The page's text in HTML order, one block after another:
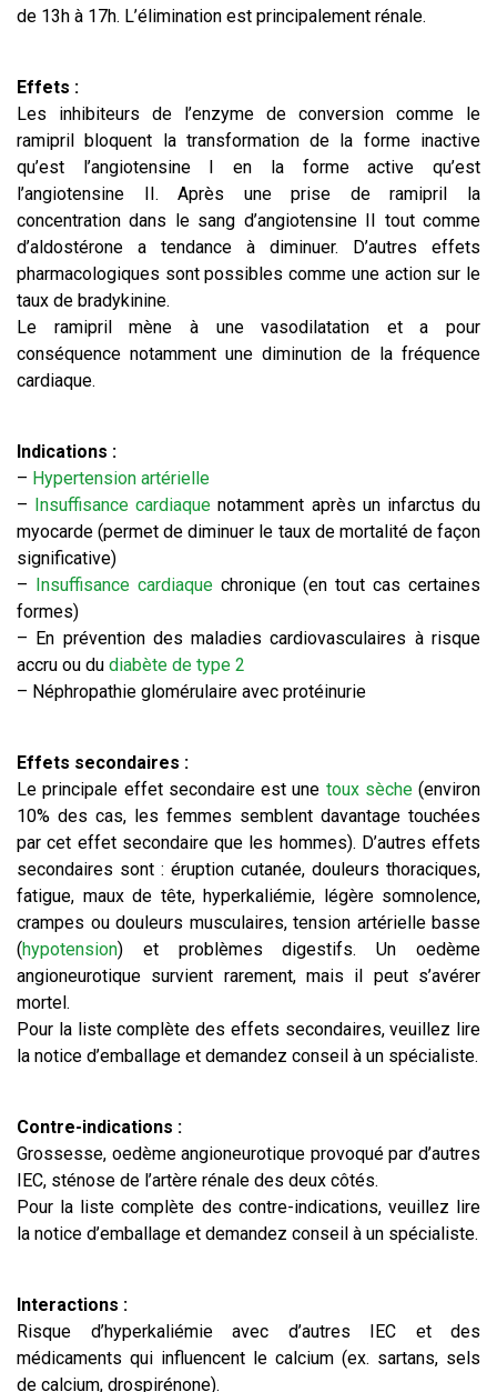
de 13h à 17h. L’élimination est principalement rénale.
Effets :
Les inhibiteurs de l’enzyme de conversion comme le
ramipril bloquent la transformation de la forme inactive
qu’est l’angiotensine I en la forme active qu’est
l’angiotensine II. Après une prise de ramipril la
concentration dans le sang d’angiotensine II tout comme
d’aldostérone a tendance à diminuer. D’autres effets
pharmacologiques sont possibles comme une action sur le
taux de bradykinine.
Le ramipril mène à une vasodilatation et a pour
conséquence notamment une diminution de la fréquence
cardiaque.
Indications :
– Hypertension artérielle
– Insuffisance cardiaque notamment après un infarctus du
myocarde (permet de diminuer le taux de mortalité de façon
significative)
– Insuffisance cardiaquechronique (en tout cas certaines
formes)
– En prévention des maladies cardiovasculaires à risque
accru ou du diabète de type 2
– Néphropathie glomérulaire avec protéinurie
Effets secondaires :
Le principale effet secondaire est une toux sèche(environ
10% des cas, les femmes semblent davantage touchées
par cet effet secondaire que les hommes). D’autres effets
secondaires sont : éruption cutanée, douleurs thoraciques,
fatigue, maux de tête, hyperkaliémie, légère somnolence,
crampes ou douleurs musculaires, tension artérielle basse
(hypotension) et problèmes digestifs. Un oedème
angioneurotique survient rarement, mais il peut s’avérer
mortel.
Pour la liste complète des effets secondaires, veuillez lire
la notice d’emballage et demandez conseil à un spécialiste.
Contre-indications :
Grossesse, oedème angioneurotique provoqué par d’autres
IEC, sténose de l’artère rénale des deux côtés.
Pour la liste complète des contre-indications, veuillez lire
la notice d’emballage et demandez conseil à un spécialiste.
Interactions :
Risque d’hyperkaliémie avec d’autres IEC et des
médicaments qui influencent le calcium (ex. sartans, sels
de calcium, drospirénone).